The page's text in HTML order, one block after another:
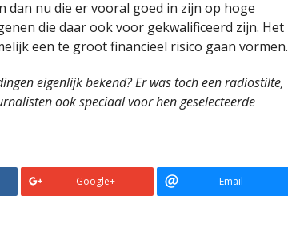
dan nu die er vooral goed in zijn op hoge
die daar ook voor gekwalificeerd zijn. Het
een te groot financieel risico gaan vormen.
eigenlijk bekend? Er was toch een radiostilte,
ook speciaal voor hen geselecteerde
Google+ Email